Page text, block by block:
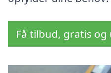
Få tilbud, gratis